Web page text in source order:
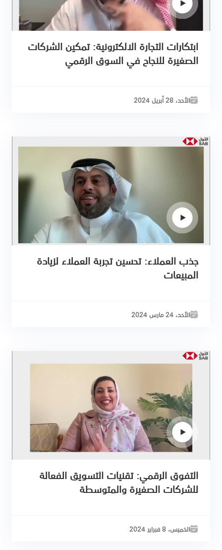
ابتكارات التجارة الالكترونية: تمكين الشركات
الصغيرة للنجاح في السوق الرقمي
الأحد، 28 أبريل 2024
جذب العملاء: تحسين تجربة العملاء لزيادة
المبيعات
الأحد، 24 مارس 2024
التفوق الرقمي: تقنيات التسويق الفعالة
للشركات الصغيرة والمتوسطة
الخميس، 8 فبراير 2024